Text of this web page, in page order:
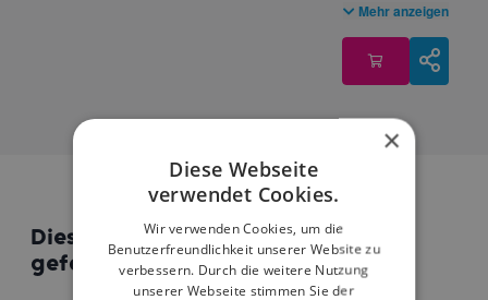
Mehr anzeigen
Diese Standorte könnten dir auch
gefallen
×
Diese Webseite
verwendet Cookies.
Wir verwenden Cookies, um die
Benutzerfreundlichkeit unserer Website zu
verbessern. Durch die weitere Nutzung
unserer Webseite stimmen Sie der